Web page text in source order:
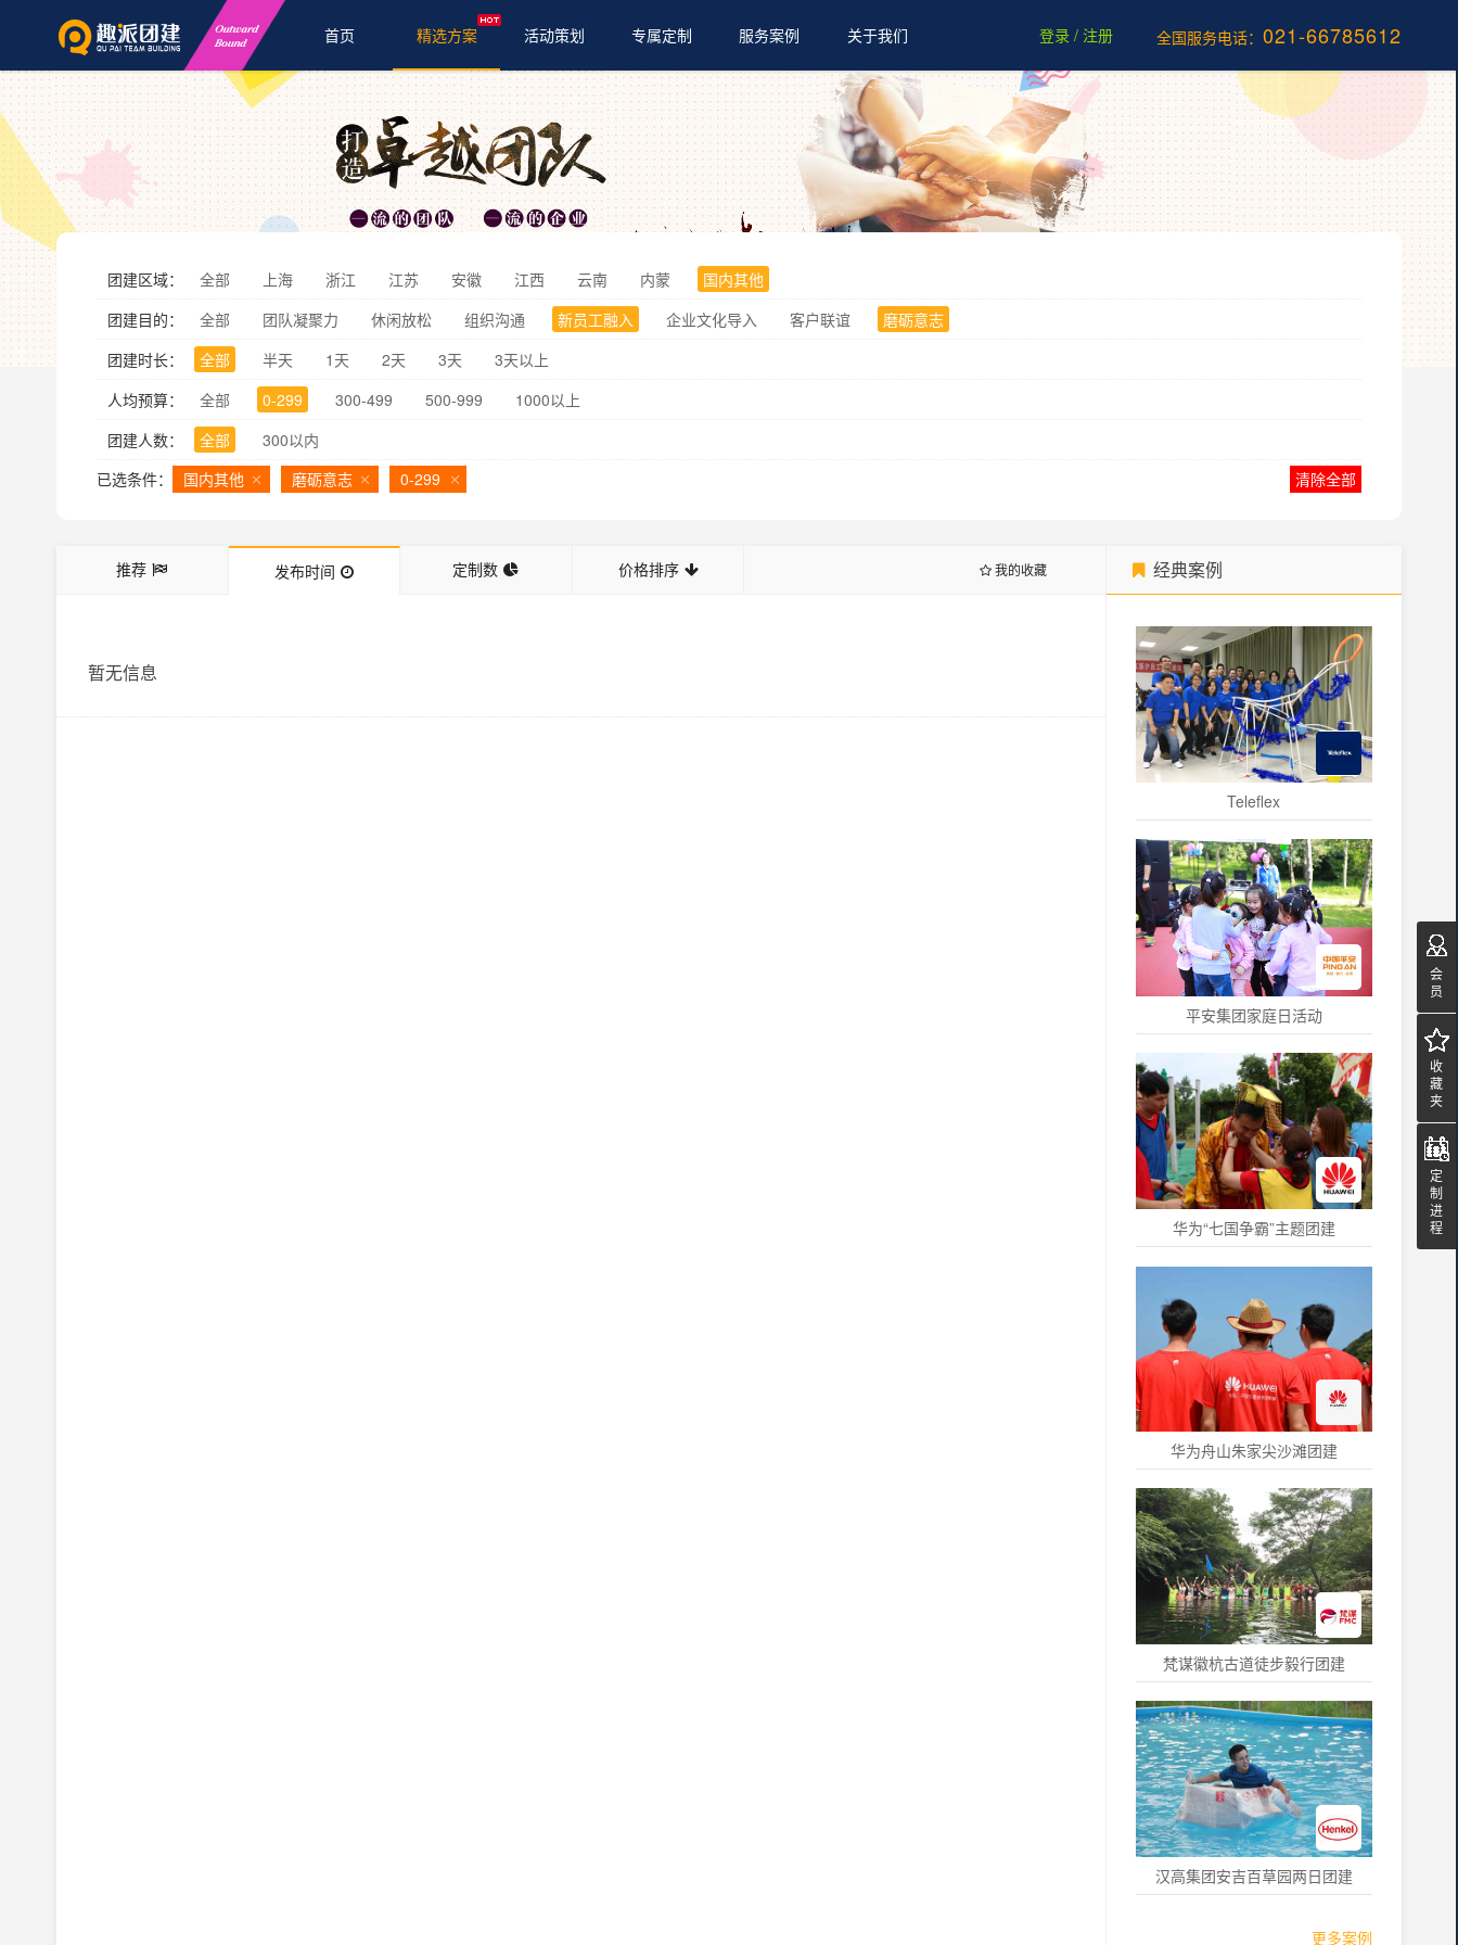
首页 精选方案 活动策划
体育赛事
亲子活动
会务年会
专属定制 服务案例 关于我们 登录 / 注册 全国服务电话： 021-66785612
团建区域： 全部 上海 浙江 江苏 安徽 江西 云南 内蒙
国内其他
团建目的：
全部 团队凝聚力 休闲放松 组织沟通 新员工融入 企业文化导入 客户联谊
磨砺意志
团建时长：
全部 半天 1天 2天 3天
3天以上
人均预算：
全部 0-299 300-499 500-999
1000以上
团建人数：
全部
300以内
已选条件：
清除全部
国内其他 磨砺意志 0-299
推荐 发布时间 定制数 价格排序 我的收藏
暂无信息
经典案例
Teleflex
平安集团家庭日活动
华为“七国争霸”主题团建
华为舟山朱家尖沙滩团建
梵谋徽杭古道徒步毅行团建
汉高集团安吉百草园两日团建
更多案例
会
员
收
藏
夹
定
制
进
程